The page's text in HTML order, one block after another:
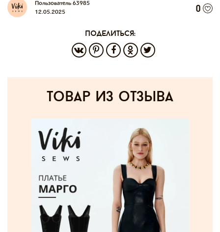
Пользователь 63985
12.05.2025
0
поделиться:
товар из отзыва